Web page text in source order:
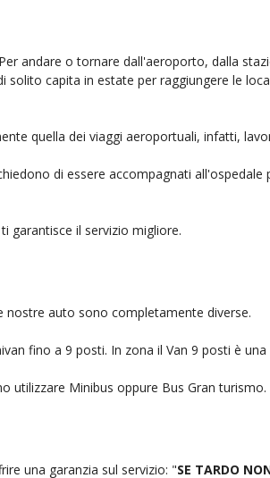
andare o tornare dall'aeroporto, dalla
capita in estate per raggiungere le
quella dei viaggi aeroportuali, infatti,
di essere accompagnati
ti garantisce il servizio migliore.
nostre auto sono completamente diverse.
fino a 9 posti. In zona il Van 9 posti è una
utilizzare Minibus oppure Bus Gran turismo.
una garanzia sul servizio: "SE TARDO